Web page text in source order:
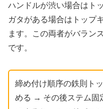
ハンドルが渋い場合はト
ガタがある場合はトップ
ます。この両者がバラン
です。
締め付け順序の鉄則ト
める → その後ステム固